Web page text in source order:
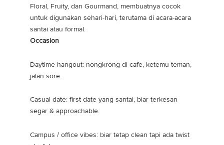
Floral, Fruity, dan Gourmand, membuatnya cocok
untuk digunakan sehari-hari, terutama di acara-acara
santai atau formal.
Occasion
Daytime hangout: nongkrong di café, ketemu teman,
jalan sore.
Casual date: first date yang santai, biar terkesan
segar & approachable.
Campus / office vibes: biar tetap clean tapi ada twist